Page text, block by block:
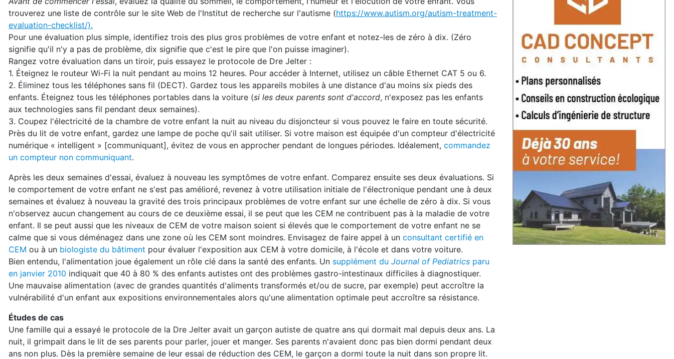
trouverez une liste de contrôle sur le site Web de l'Institut de recherche sur l'autisme (https://www.autism.org/autism-treatment-
evaluation-checklist/).
Pour une évaluation plus simple, identifiez trois des plus gros problèmes de votre enfant et notez-les de zéro à dix. (Zéro
signifie qu'il n'y a pas de problème, dix signifie que c'est le pire que l'on puisse imaginer).
Rangez votre évaluation dans un tiroir, puis essayez le protocole de Dre Jelter :
1. Éteignez le routeur Wi-Fi la nuit pendant au moins 12 heures. Pour accéder à Internet, utilisez un câble Ethernet CAT 5 ou 6.
2. Éliminez tous les téléphones sans fil (DECT). Gardez tous les appareils mobiles à une distance d'au moins six pieds des
enfants. Éteignez tous les téléphones portables dans la voiture (si les deux parents sont d'accord, n'exposez pas les enfants
aux technologies sans fil pendant deux semaines).
3. Coupez l'électricité de la chambre de votre enfant la nuit au niveau du disjoncteur si vous pouvez le faire en toute sécurité.
Près du lit de votre enfant, gardez une lampe de poche qu'il sait utiliser. Si votre maison est équipée d'un compteur d'électricité
numérique « intelligent » [communiquant], évitez de vous en approcher pendant de longues périodes. Idéalement, commandez
un compteur non communiquant.
Après les deux semaines d'essai, évaluez à nouveau les symptômes de votre enfant. Comparez ensuite ses deux évaluations. Si
le comportement de votre enfant ne s'est pas amélioré, revenez à votre utilisation initiale de l'électronique pendant une à deux
semaines et évaluez à nouveau la gravité des trois principaux problèmes de votre enfant sur une échelle de zéro à dix. Si vous
n'observez aucun changement au cours de ce deuxième essai, il se peut que les CEM ne contribuent pas à la maladie de votre
enfant. Il se peut aussi que les niveaux de CEM de votre maison soient si élevés que le comportement de votre enfant ne se
calme que si vous déménagez dans une zone où les CEM sont moindres. Envisagez de faire appel à un consultant certifié en
CEM ou à un biologiste du bâtiment pour évaluer l'exposition aux CEM à votre domicile, à l'école et dans votre voiture.
Bien entendu, l'alimentation joue également un rôle clé dans la santé des enfants. Un supplément du Journal of Pediatrics paru
en janvier 2010 indiquait que 40 à 80 % des enfants autistes ont des problèmes gastro-intestinaux difficiles à diagnostiquer.
Une mauvaise alimentation (avec de grandes quantités d'aliments transformés et/ou de sucre, par exemple) peut accroître la
vulnérabilité d'un enfant aux expositions environnementales alors qu'une alimentation optimale peut accroître sa résistance.
Études de cas
Une famille qui a essayé le protocole de la Dre Jelter avait un garçon autiste de quatre ans qui dormait mal depuis deux ans. La
nuit, il grimpait dans le lit de ses parents pour parler, jouer et manger. Ses parents n'avaient donc pas bien dormi pendant deux
ans non plus. Dès la première semaine de leur essai de réduction des CEM, le garçon a dormi toute la nuit dans son propre lit.